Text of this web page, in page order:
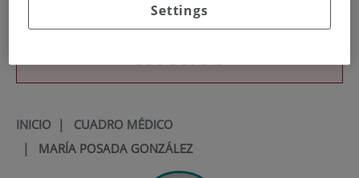
900 301 013
INICIO| CUADRO MÉDICO
| MARÍA POSADA GONZÁLEZ
Settings